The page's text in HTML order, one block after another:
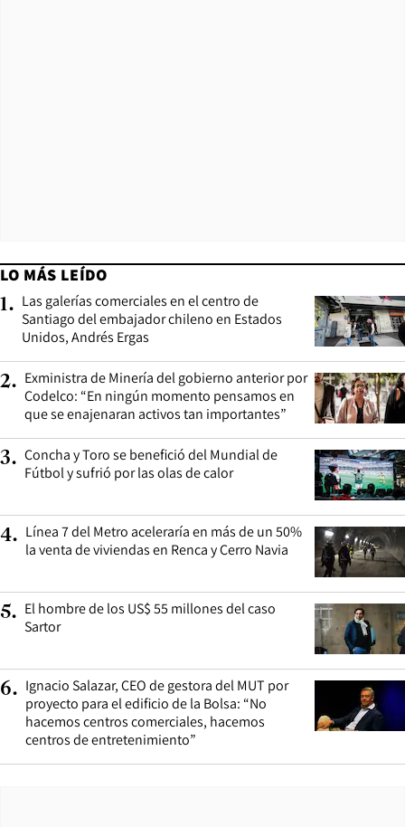
LO MÁS LEÍDO
1. Las galerías comerciales en el centro de
Santiago del embajador chileno en Estados
Unidos, Andrés Ergas
2. Exministra de Minería del gobierno anterior por
Codelco: “En ningún momento pensamos en
que se enajenaran activos tan importantes”
3. Concha y Toro se benefició del Mundial de
Fútbol y sufrió por las olas de calor
4. Línea 7 del Metro aceleraría en más de un 50%
la venta de viviendas en Renca y Cerro Navia
5. El hombre de los US$ 55 millones del caso
Sartor
6. Ignacio Salazar, CEO de gestora del MUT por
proyecto para el edificio de la Bolsa: “No
hacemos centros comerciales, hacemos
centros de entretenimiento”